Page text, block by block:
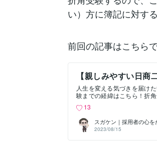
に、、、なるかわかりませ
ありましたら是非お気軽に
も大丈夫です！喜びます(笑)
い）方に簿記に対す
前回の記事はこちらで
【親しみやすい日
１
人生を変える気づきを届け
験までの経緯はこちら！折
いなと思います！前回の記
ら！ 総合原価計算その１
書を発行し、その指図書ご
まとまりのある期間（通常
た後、完成品総合原価を完
13
スガケン｜採用者の心
2023/08/15